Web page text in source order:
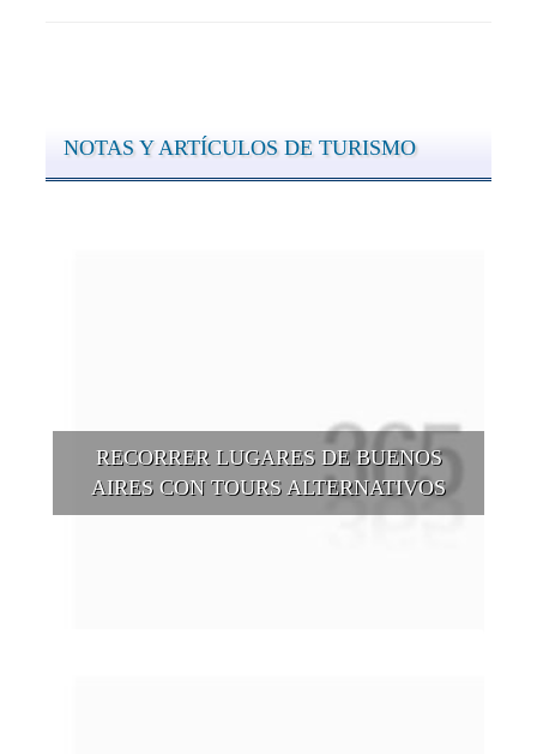
NOTAS Y ARTÍCULOS DE TURISMO
RECORRER LUGARES DE BUENOS
AIRES CON TOURS ALTERNATIVOS